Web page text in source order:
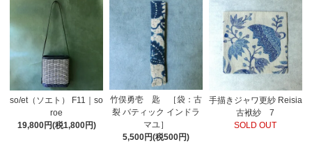
so/et（ソエト） F11｜so
roe
19,800円(税1,800円)
竹俣勇壱 匙 ［袋：古
裂 バティック インドラ
マユ］
5,500円(税500円)
手描きジャワ更紗 Reisia
古袱紗 7
SOLD OUT